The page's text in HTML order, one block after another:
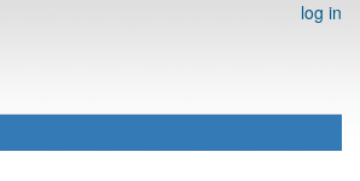
log in